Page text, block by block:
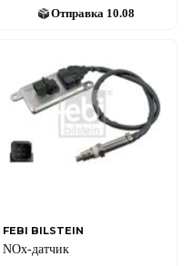
Отправка 10.08
FEBI BILSTEIN
NOx-датчик